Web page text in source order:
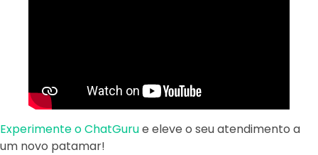
Experimente o ChatGurue eleve o seu atendimento a
um novo patamar!